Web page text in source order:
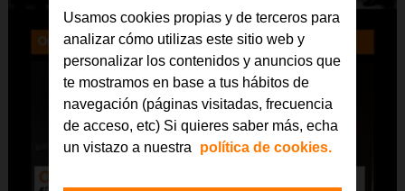
Usamos cookies propias y de terceros para
analizar cómo utilizas este sitio web y
personalizar los contenidos y anuncios que
te mostramos en base a tus hábitos de
navegación (páginas visitadas, frecuencia
de acceso, etc) Si quieres saber más, echa
un vistazo a nuestra
política de cookies.